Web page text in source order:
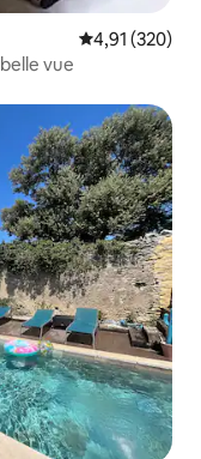
Évaluation
4,91 (320)
vue